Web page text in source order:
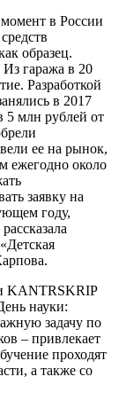
в России
образец.
гаража в 20
Разработкой
в 2017
5 млн рублей от
ее на рынок,
ежегодно около
заявку на
году,
KANTRSKRIP
науки:
задачу по
– привлекает
проходят
а также со